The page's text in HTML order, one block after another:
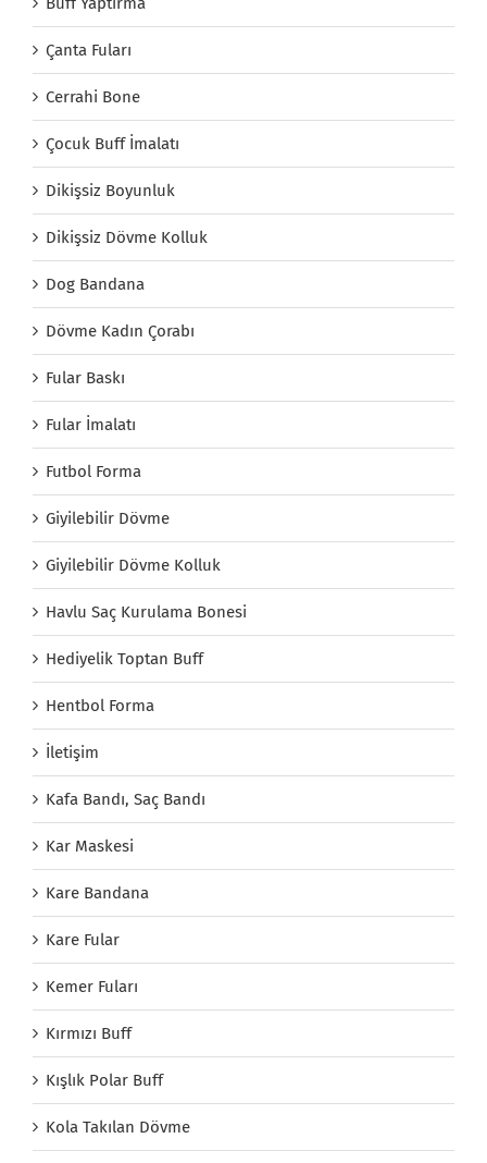
Çanta Fuları
Cerrahi Bone
Çocuk Buff İmalatı
Dikişsiz Boyunluk
Dikişsiz Dövme Kolluk
Dog Bandana
Dövme Kadın Çorabı
Fular Baskı
Fular İmalatı
Futbol Forma
Giyilebilir Dövme
Giyilebilir Dövme Kolluk
Havlu Saç Kurulama Bonesi
Hediyelik Toptan Buff
Hentbol Forma
İletişim
Kafa Bandı, Saç Bandı
Kar Maskesi
Kare Bandana
Kare Fular
Kemer Fuları
Kırmızı Buff
Kışlık Polar Buff
Kola Takılan Dövme